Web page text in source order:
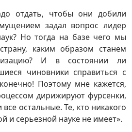
отдать, чтобы они добили
задал вопрос лидер
Но тогда на базе чего мы
каким образом станем
И в состоянии ли
чиновники справиться с
Поэтому мне кажется,
дирижируют фурсенки,
остальные. Те, кто никакого
и серьезной науке не имеет».